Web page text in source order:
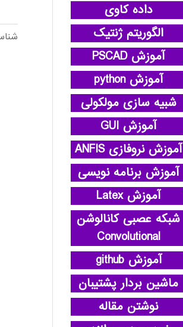
داده کاوی
الگوریتم ژنتیک
آموزش PSCAD
آموزش python
شبیه سازی مولکولی
آموزش GUI
آموزش نروفازی ANFIS
آموزش برنامه نویسی
آموزش Latex
شبکه عصبی کانالوشن
Convolutional
آموزش github
ماشین بردار پشتیبان
نوشتن مقاله